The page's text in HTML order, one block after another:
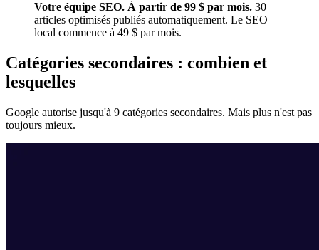
Votre équipe SEO. À partir de 99 $ par mois. 30
articles optimisés publiés automatiquement. Le SEO
local commence à 49 $ par mois.
Catégories secondaires : combien et
lesquelles
Google autorise jusqu'à 9 catégories secondaires. Mais plus n'est pas
toujours mieux.